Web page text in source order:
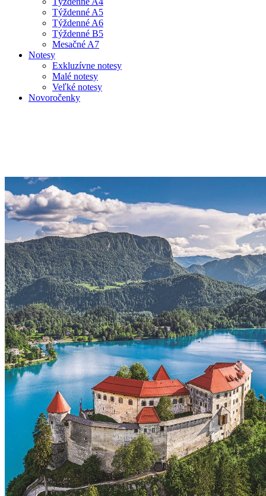
Týždenné A5
Týždenné A6
Týždenné B5
Mesačné A7
Notesy
Exkluzívne notesy
Malé notesy
Veľké notesy
Novoročenky